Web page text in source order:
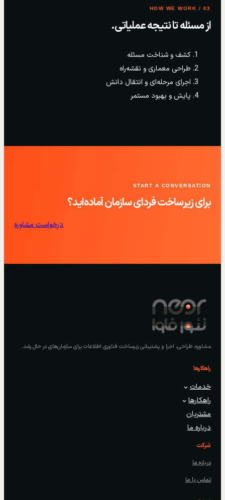
03 / HOW WE WORK
از مسئله تا نتیجه عملیاتی.
کشف و شناخت مسئله
طراحی معماری و نقشه‌راه
اجرای مرحله‌ای و انتقال دانش
پایش و بهبود مستمر
START A CONVERSATION
برای زیرساخت فردای سازمان آماده‌اید؟
درخواست مشاوره
مشاوره، طراحی، اجرا و پشتیبانی زیرساخت فناوری اطلاعات برای سازمان‌های در حال رشد.
راهکارها
خدمات
راهکارها
مشتریان
درباره ما
شرکت
درباره ما
تماس با ما